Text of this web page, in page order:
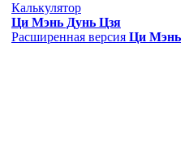
Калькулятор
Ци Мэнь Дунь Цзя
Расширенная версия Ци Мэнь